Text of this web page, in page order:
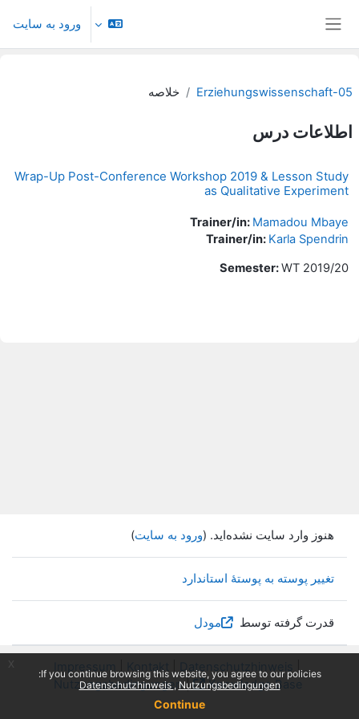
If you continue browsing this website, you agree to our policies:
Datenschutzhinweis
Nutzungsbedingungen
Continue
ورود به سایت
05-Erziehungswissenschaft خلاصه
اطلاعات درس
Wrap-Up Post-Conference Workshop 2019 & Lesson Study
as Qualitative Experiment
Trainer/in: Mamadou Mbaye
Trainer/in: Karla Spendrin
Semester:WT 2019/20
هنوز وارد سایت نشده‌اید. (ورود به سایت)
تغییر پوسته به پوستهٔ استاندارد
قدرت گرفته توسط مودل
Impressum Kontakt Datenschutzhinweis
|
Nutzungsbedingungen| Knowledge Base